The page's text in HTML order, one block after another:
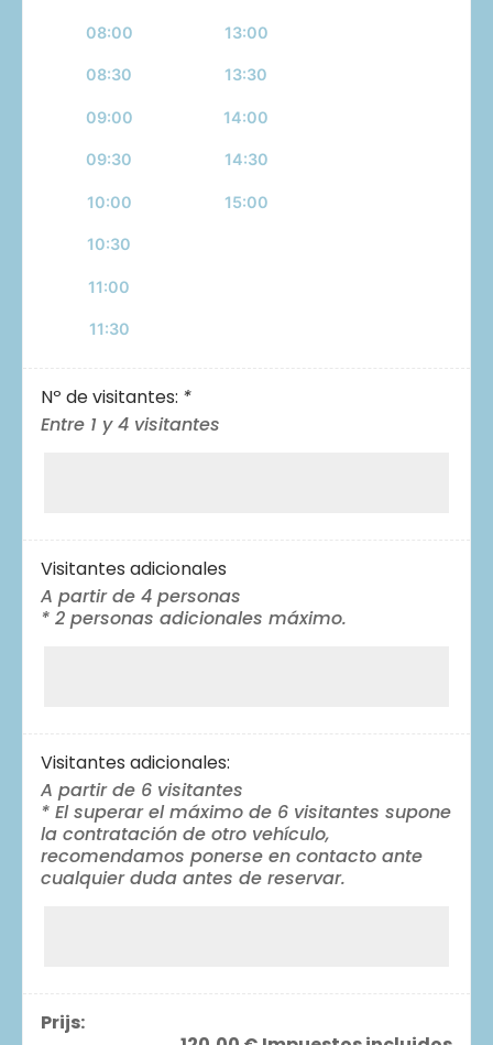
08:00
08:30
09:00
09:30
10:00
10:30
11:00
11:30
13:00
13:30
14:00
14:30
15:00
Nº de visitantes: *
Entre 1 y 4 visitantes
Visitantes adicionales
A partir de 4 personas
* 2 personas adicionales máximo.
Visitantes adicionales:
A partir de 6 visitantes
* El superar el máximo de 6 visitantes supone
la contratación de otro vehículo,
recomendamos ponerse en contacto ante
cualquier duda antes de reservar.
Prijs: